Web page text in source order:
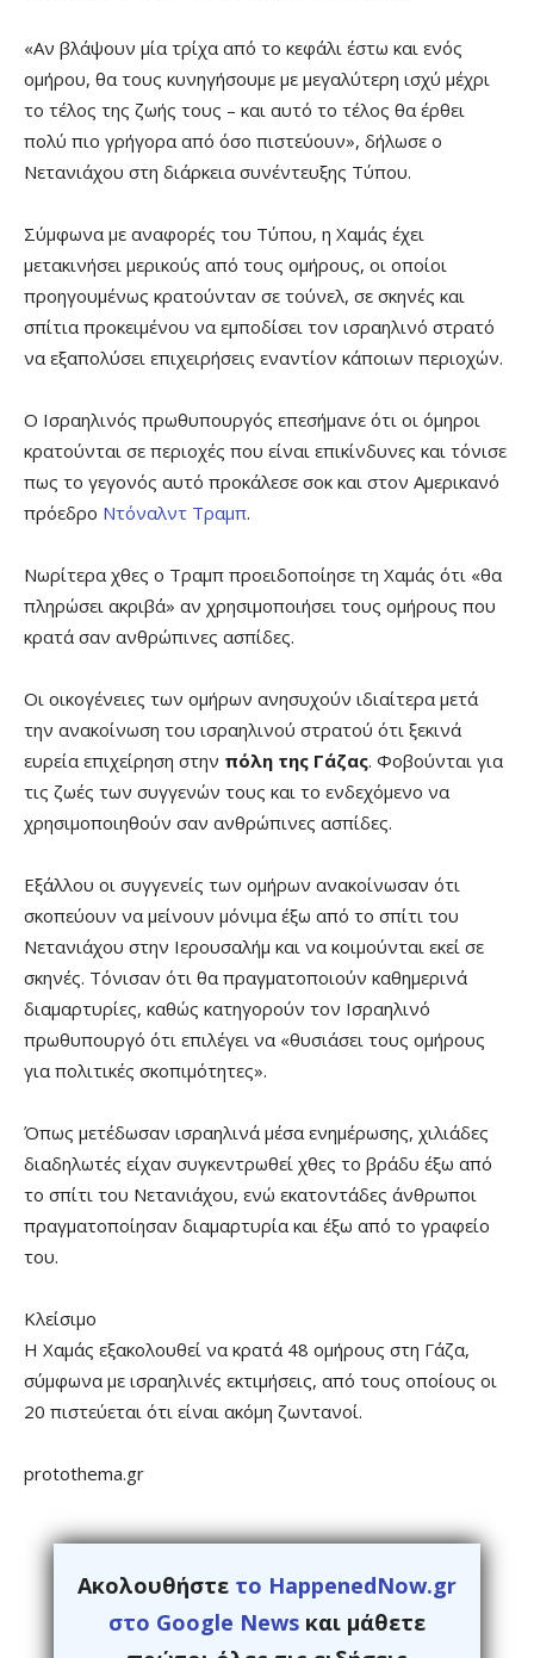
«Αν βλάψουν μία τρίχα από το κεφάλι έστω και ενός
ομήρου, θα τους κυνηγήσουμε με μεγαλύτερη ισχύ μέχρι
το τέλος της ζωής τους – και αυτό το τέλος θα έρθει
πολύ πιο γρήγορα από όσο πιστεύουν», δήλωσε ο
Νετανιάχου στη διάρκεια συνέντευξης Τύπου.
Σύμφωνα με αναφορές του Τύπου, η Χαμάς έχει
μετακινήσει μερικούς από τους ομήρους, οι οποίοι
προηγουμένως κρατούνταν σε τούνελ, σε σκηνές και
σπίτια προκειμένου να εμποδίσει τον ισραηλινό στρατό
να εξαπολύσει επιχειρήσεις εναντίον κάποιων περιοχών.
Ο Ισραηλινός πρωθυπουργός επεσήμανε ότι οι όμηροι
κρατούνται σε περιοχές που είναι επικίνδυνες και τόνισε
πως το γεγονός αυτό προκάλεσε σοκ και στον Αμερικανό
πρόεδρο Ντόναλντ Τραμπ.
Νωρίτερα χθες ο Τραμπ προειδοποίησε τη Χαμάς ότι «θα
πληρώσει ακριβά» αν χρησιμοποιήσει τους ομήρους που
κρατά σαν ανθρώπινες ασπίδες.
Οι οικογένειες των ομήρων ανησυχούν ιδιαίτερα μετά
την ανακοίνωση του ισραηλινού στρατού ότι ξεκινά
ευρεία επιχείρηση στην πόλη της Γάζας. Φοβούνται για
τις ζωές των συγγενών τους και το ενδεχόμενο να
χρησιμοποιηθούν σαν ανθρώπινες ασπίδες.
Εξάλλου οι συγγενείς των ομήρων ανακοίνωσαν ότι
σκοπεύουν να μείνουν μόνιμα έξω από το σπίτι του
Νετανιάχου στην Ιερουσαλήμ και να κοιμούνται εκεί σε
σκηνές. Τόνισαν ότι θα πραγματοποιούν καθημερινά
διαμαρτυρίες, καθώς κατηγορούν τον Ισραηλινό
πρωθυπουργό ότι επιλέγει να «θυσιάσει τους ομήρους
για πολιτικές σκοπιμότητες».
Όπως μετέδωσαν ισραηλινά μέσα ενημέρωσης, χιλιάδες
διαδηλωτές είχαν συγκεντρωθεί χθες το βράδυ έξω από
το σπίτι του Νετανιάχου, ενώ εκατοντάδες άνθρωποι
πραγματοποίησαν διαμαρτυρία και έξω από το γραφείο
του.
Κλείσιμο
Η Χαμάς εξακολουθεί να κρατά 48 ομήρους στη Γάζα,
σύμφωνα με ισραηλινές εκτιμήσεις, από τους οποίους οι
20 πιστεύεται ότι είναι ακόμη ζωντανοί.
protothema.gr
Ακολουθήστε το HappenedNow.gr
στο Google News και μάθετε